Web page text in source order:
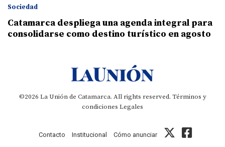
Sociedad
Catamarca despliega una agenda integral para
consolidarse como destino turístico en agosto
©2026 La Unión de Catamarca. All rights reserved. Términos y
condiciones Legales
Contacto Institucional Cómo anunciar